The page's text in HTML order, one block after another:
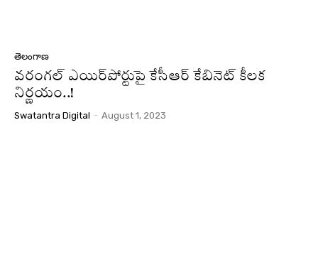
తెలంగాణ
వరంగల్ ఎయిర్‌పోర్టుపై కేసీఆర్ కేబినెట్ కీలక
నిర్ణయం..!
Swatantra Digital - August 1, 2023